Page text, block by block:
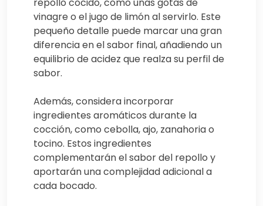
vinagre o el jugo de limón al servirlo. Este
pequeño detalle puede marcar una gran
diferencia en el sabor final, añadiendo un
equilibrio de acidez que realza su perfil de
sabor.
Además, considera incorporar
ingredientes aromáticos durante la
cocción, como cebolla, ajo, zanahoria o
tocino. Estos ingredientes
complementarán el sabor del repollo y
aportarán una complejidad adicional a
cada bocado.